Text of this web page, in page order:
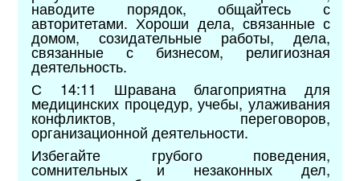
наводите порядок, общайтесь с
авторитетами. Хороши дела, связанные с
домом, созидательные работы, дела,
связанные с бизнесом, религиозная
деятельность.
С 14:11 Шравана благоприятна для
медицинских процедур, учебы, улаживания
конфликтов, переговоров,
организационной деятельности.
Избегайте грубого поведения,
сомнительных и незаконных дел,